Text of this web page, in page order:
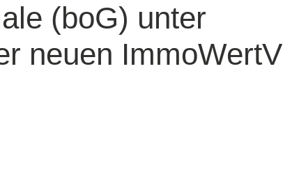
(boG) unter
neuen ImmoWertV